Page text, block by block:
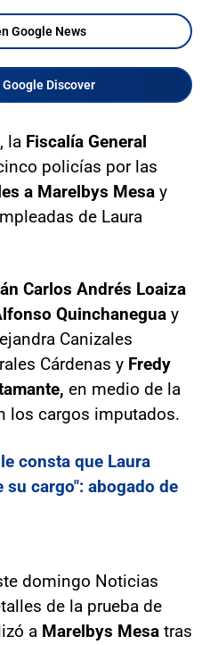
Google News
Google Discover
la Fiscalía General
policías por las
a Marelbys Mesa y
de Laura
Carlos Andrés Loaiza
Quinchanegua y
Canizales
Cárdenas y Fredy
en medio de la
los cargos imputados.
consta que Laura
su cargo": abogado de
domingo Noticias
de la prueba de
a Marelbys Mesa tras